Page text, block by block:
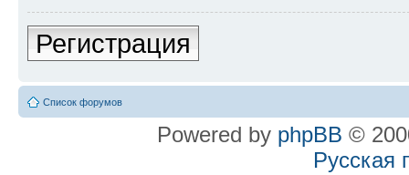
Регистрация
Список форумов
Powered by phpBB ©
Русская